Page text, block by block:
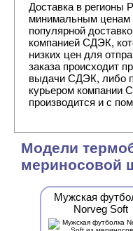
Доставка в регионы
минимальным ценам
популярной
компанией СДЭК,
низких цен для
заказа происходит
выдачи СДЭК, либо
курьером компании
производится и с
Модели
мериносовой
Мужская
Norveg Soft